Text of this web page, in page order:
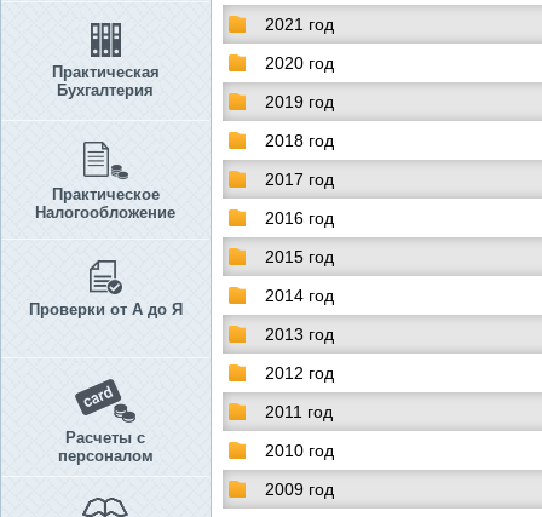
Практическая
Бухгалтерия
Практическое
Налогообложение
Проверки от А до Я
Расчеты с
персоналом
2021 год
2020 год
2019 год
2018 год
2017 год
2016 год
2015 год
2014 год
2013 год
2012 год
2011 год
2010 год
2009 год